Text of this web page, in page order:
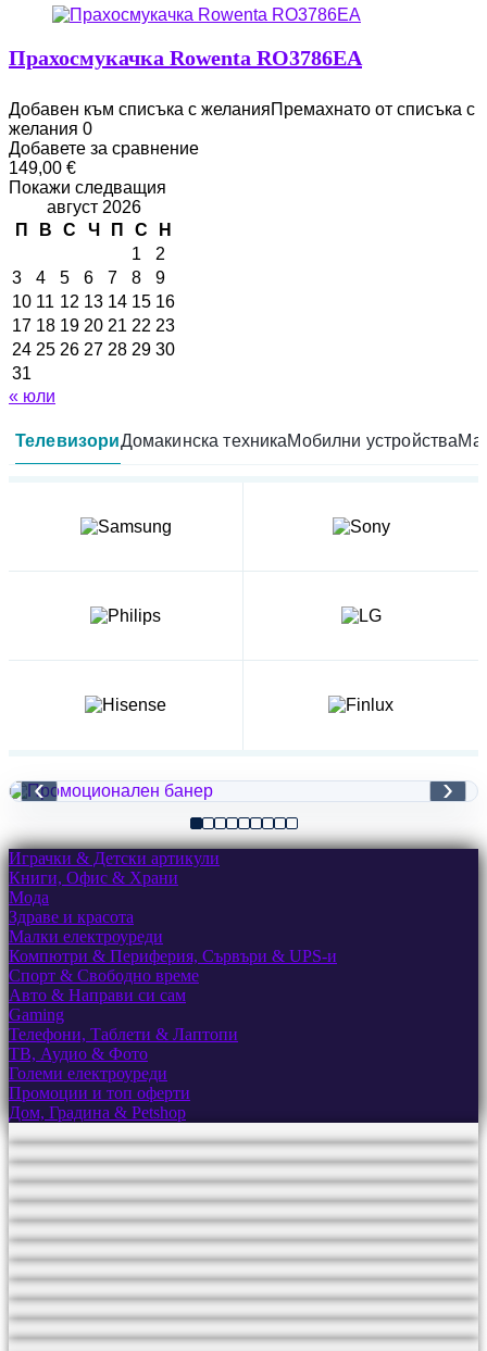
Прахосмукачка Rowenta RO3786EA
Добавен към списъка с желанияПремахнато от списъка с
желания 0
Добавете за сравнение
149,00 €
Покажи следващия
август 2026
П
В С Ч П С
Н
1
2
3
4 5 6 7 8
9
10 11 12 13 14 15 16
17 18 19 20 21 22 23
24 25 26 27 28 29 30
31
« юли
ТелевизориДомакинска техникаМобилни устройства
‹ ›
Играчки & Детски артикули
Книги, Офис & Храни
Мода
Здраве и красота
Малки електроуреди
Компютри & Периферия, Сървъри & UPS-и
Спорт & Свободно време
Авто & Направи си сам
Gaming
Телефони, Таблети & Лаптопи
ТВ, Аудио & Фото
Големи електроуреди
Промоции и топ оферти
Дом, Градина & Petshop